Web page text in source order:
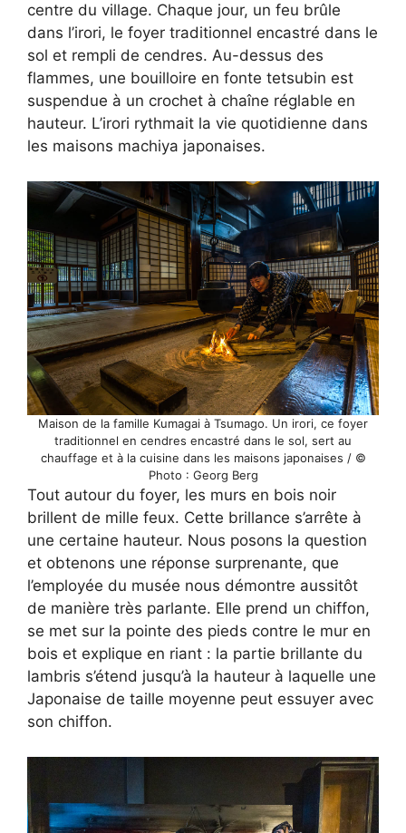
centre du village. Chaque jour, un feu brûle
dans l’irori, le foyer traditionnel encastré dans le
sol et rempli de cendres. Au-dessus des
flammes, une bouilloire en fonte tetsubin est
suspendue à un crochet à chaîne réglable en
hauteur. L’irori rythmait la vie quotidienne dans
les maisons machiya japonaises.
Maison de la famille Kumagai à Tsumago. Un irori, ce foyer
traditionnel en cendres encastré dans le sol, sert au
chauffage et à la cuisine dans les maisons japonaises / ©
Photo : Georg Berg
Tout autour du foyer, les murs en bois noir
brillent de mille feux. Cette brillance s’arrête à
une certaine hauteur. Nous posons la question
et obtenons une réponse surprenante, que
l’employée du musée nous démontre aussitôt
de manière très parlante. Elle prend un chiffon,
se met sur la pointe des pieds contre le mur en
bois et explique en riant : la partie brillante du
lambris s’étend jusqu’à la hauteur à laquelle une
Japonaise de taille moyenne peut essuyer avec
son chiffon.